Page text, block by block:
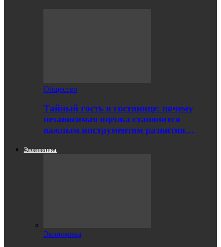
Общество
Тайный гость в гостинице: почему
независимая оценка становится
важным инструментом развития…
Экономика
Экономика